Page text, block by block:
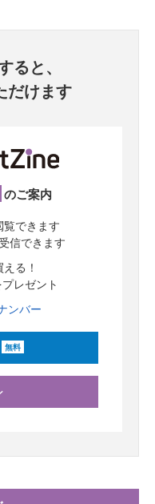
ると、
だけます
のご案内
覧できます
信できます
る！
レゼント
ンバー
無料